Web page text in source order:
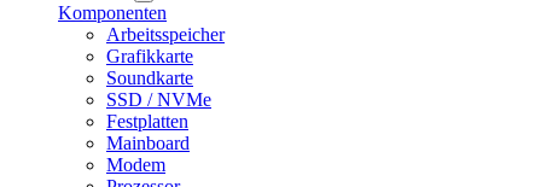
Komponenten
Arbeitsspeicher
Grafikkarte
Soundkarte
SSD / NVMe
Festplatten
Mainboard
Modem